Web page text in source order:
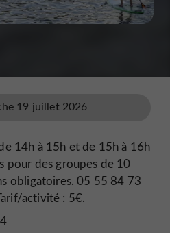
19 juillet 2026
14h à 15h et de 15h à 16h
pour des groupes de 10
obligatoires. 05 55 84 73
activité : 5€.